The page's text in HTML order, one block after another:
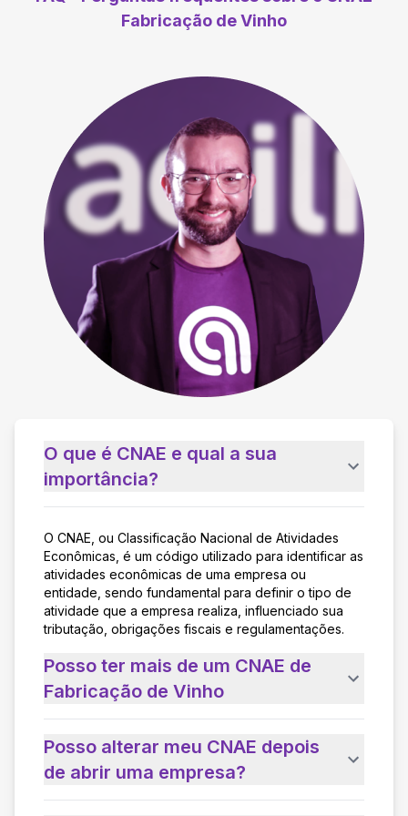
Fabricação de Vinho
O que é CNAE e qual a sua
importância?
O CNAE, ou Classificação Nacional de Atividades
Econômicas, é um código utilizado para identificar as
atividades econômicas de uma empresa ou
entidade, sendo fundamental para definir o tipo de
atividade que a empresa realiza, influenciado sua
tributação, obrigações fiscais e regulamentações.
Posso ter mais de um CNAE de
Fabricação de Vinho
Posso alterar meu CNAE depois
de abrir uma empresa?